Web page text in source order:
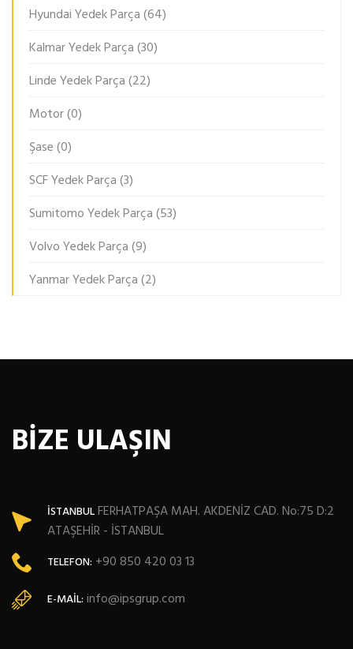
Hyundai Yedek Parça(64)
Kalmar Yedek Parça(30)
Linde Yedek Parça(22)
Motor(0)
Şase(0)
SCF Yedek Parça(3)
Sumitomo Yedek Parça(53)
Volvo Yedek Parça(9)
Yanmar Yedek Parça(2)
BİZE ULAŞIN
İSTANBULFERHATPAŞA MAH. AKDENİZ CAD. No:75 D:2
ATAŞEHİR - İSTANBUL
TELEFON: +90 850 420 03 13
E-MAIL: info@ipsgrup.com